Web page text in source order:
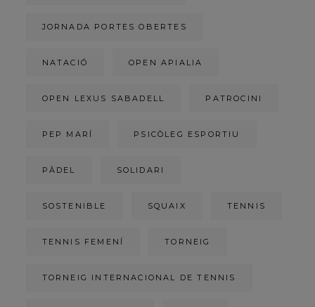
JORNADA PORTES OBERTES
NATACIÓ OPEN APIALIA
OPEN LEXUS SABADELL PATROCINI
PEP MARÍ PSICÒLEG ESPORTIU
PÀDEL SOLIDARI
SOSTENIBLE SQUAIX TENNIS
TENNIS FEMENÍ TORNEIG
TORNEIG INTERNACIONAL DE TENNIS